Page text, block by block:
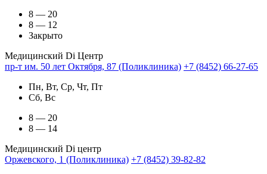
8 — 20
8 — 12
Закрыто
Медицинский Di Центр
пр-т им. 50 лет Октября, 87 (Поликлиника) +7 (8452) 66-27-65
Пн, Вт, Ср, Чт, Пт
Сб, Вс
8 — 20
8 — 14
Медицинский Di центр
Оржевского, 1 (Поликлиника) +7 (8452) 39-82-82